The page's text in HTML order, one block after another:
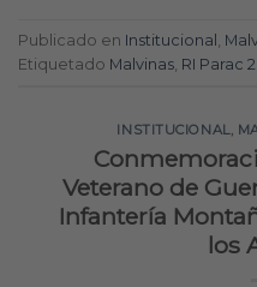
Publicado en Institucional
Etiquetado Malvinas RI Parac 2
INSTITUCIONAL,
Veterano de
Infantería
los